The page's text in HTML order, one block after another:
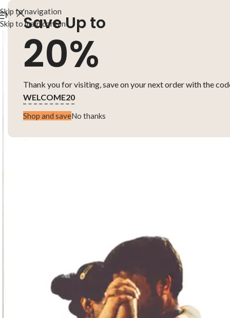
Skip to navigation
Skip to main content
Save Up to
20%
Thank you for visiting, save on your next order with the
WELCOME20
Shop and saveNo thanks
MENU